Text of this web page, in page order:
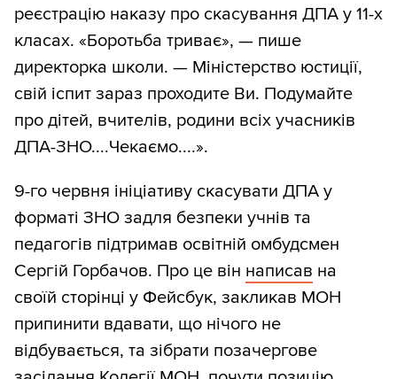
реєстрацію наказу про скасування ДПА у 11-х
класах. «Боротьба триває», — пише
директорка школи. — Міністерство юстиції,
свій іспит зараз проходите Ви. Подумайте
про дітей, вчителів, родини всіх учасників
ДПА-ЗНО....Чекаємо....».
9-го червня ініціативу скасувати ДПА у
форматі ЗНО задля безпеки учнів та
педагогів підтримав освітній омбудсмен
Сергій Горбачов. Про це він написав на
своїй сторінці у Фейсбук, закликав МОН
припинити вдавати, що нічого не
відбувається, та зібрати позачергове